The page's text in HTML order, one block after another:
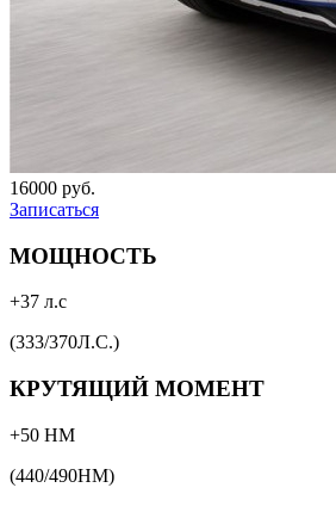
16000 руб.
Записаться
МОЩНОСТЬ
+37 л.с
(333/370Л.С.)
КРУТЯЩИЙ МОМЕНТ
+50 НМ
(440/490НМ)